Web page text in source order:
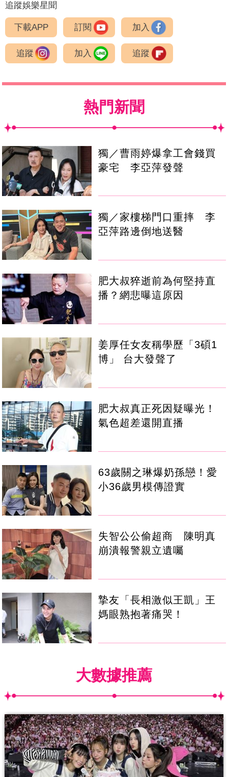
追蹤娛樂星聞
下載APP 訂閱 加入
追蹤 加入 追蹤
熱門新聞
獨／曹雨婷爆拿工會錢買
豪宅 李亞萍發聲
獨／家樓梯門口重摔 李
亞萍路邊倒地送醫
肥大叔猝逝前為何堅持直
播？網悲曝這原因
姜厚任女友稱學歷「3碩1
博」 台大發聲了
肥大叔真正死因疑曝光！
氣色超差還開直播
63歲關之琳爆奶孫戀！愛
小36歲男模傳證實
失智公公偷超商 陳明真
崩潰報警親立遺囑
摯友「長相激似王凱」王
媽眼熟抱著痛哭！
大數據推薦